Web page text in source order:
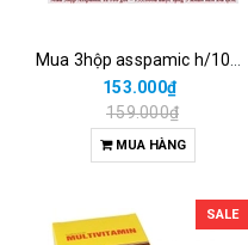
153.000₫
159.000₫
MUA HÀNG
SALE